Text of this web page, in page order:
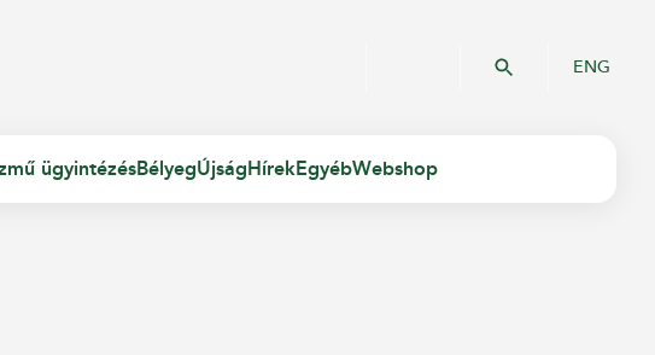
ENG
ügyintézésBélyegÚjság HírekEgyébWebshop